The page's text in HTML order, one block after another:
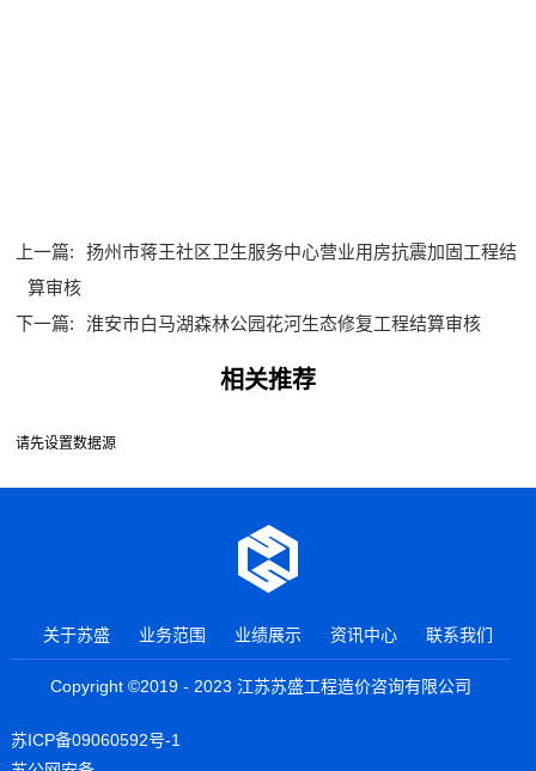
上一篇:
扬州市蒋王社区卫生服务中心营业用房抗震加固工程结
算审核
下一篇:
淮安市白马湖森林公园花河生态修复工程结算审核
相关推荐
请先设置数据源
关于苏盛 业务范围 业绩展示 资讯中心 联系我们
Copyright ©2019 - 2023 江苏苏盛工程造价咨询有限公司
苏ICP备09060592号-1